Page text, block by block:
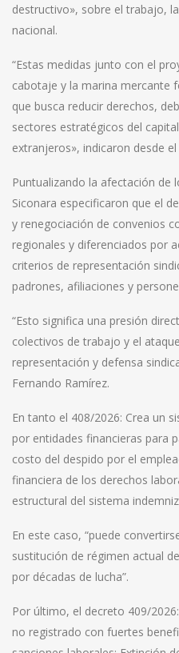
destructivo», sobre el trabajo,
nacional.
“Estas medidas junto con el
cabotaje y la marina mercante
que busca reducir derechos,
sectores estratégicos del
extranjeros», indicaron desde
Puntualizando la afectación de
Siconara especificaron que el
y renegociación de convenios
regionales y diferenciados por
criterios de representación
padrones, afiliaciones y
“Esto significa una presión
colectivos de trabajo y el
representación y defensa
Fernando Ramírez.
En tanto el 408/2026: Crea un
por entidades financieras para
costo del despido por el
financiera de los derechos
estructural del sistema
En este caso, “puede
sustitución de régimen actual
por décadas de lucha”.
Por último, el decreto 409/
no registrado con fuertes